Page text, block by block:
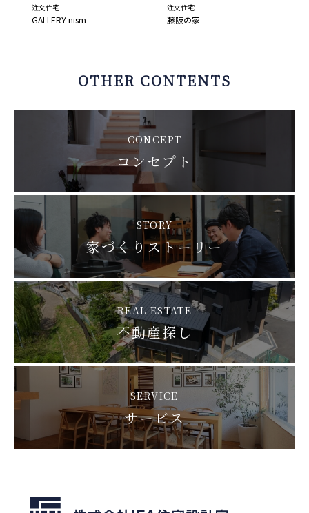
注文住宅
GALLERY-nism
注文住宅
藤阪の家
OTHER CONTENTS
CONCEPT
コンセプト
STORY
家づくりストーリー
REAL ESTATE
不動産探し
SERVICE
サービス